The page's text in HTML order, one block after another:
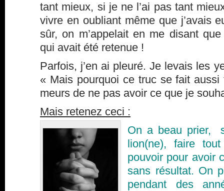
tant mieux, si je ne l’ai pas tant
vivre en oubliant même que j’avais
sûr, on m’appelait en me disant
qui avait été retenue !
Parfois, j’en ai pleuré. Je levais les
« Mais pourquoi ce truc se fait
meurs de ne pas avoir ce que je
Mais retenez ceci :
On a beau prier,
lion(ne), faire
pouvoir pour avoir
sans résultat. On
pendant des